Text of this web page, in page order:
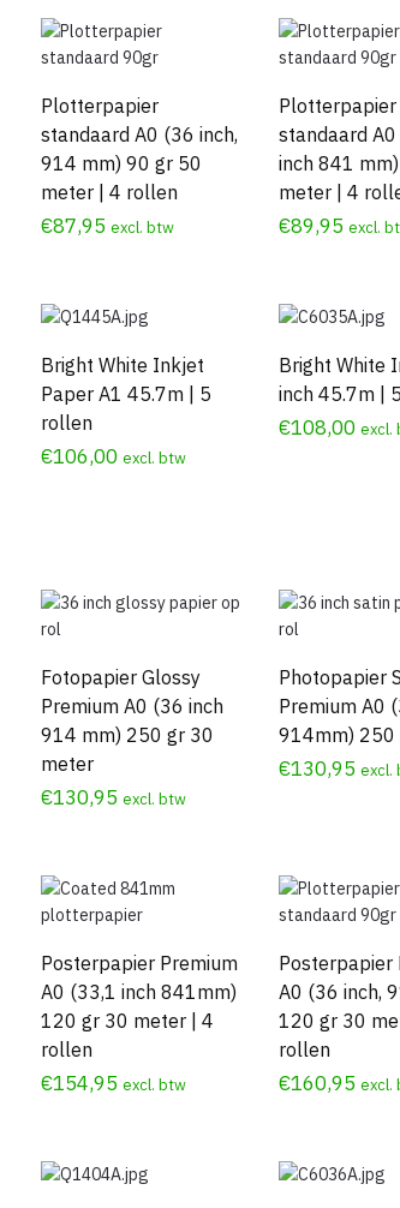
Plotterpapier
standaard A0 (36 inch,
914 mm) 90 gr 50
meter | 4 rollen
€87,95 excl. btw
Plotterpapier
standaard
inch 841
meter | 4
€89,95 excl.
Bright White Inkjet
Paper A1 45.7m | 5
rollen
€106,00 excl. btw
Bright White
inch 45.7m |
€108,00 excl.
Fotopapier Glossy
Premium A0 (36 inch
914 mm) 250 gr 30
meter
€130,95 excl. btw
Photopapier
Premium A0
914mm) 250
€130,95 excl.
Posterpapier Premium
A0 (33,1 inch 841mm)
120 gr 30 meter | 4
rollen
€154,95 excl. btw
Posterpapier
A0 (36 inch,
120 gr 30
rollen
€160,95 excl.